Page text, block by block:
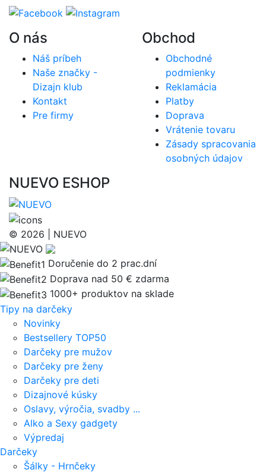
O nás
Náš príbeh
Naše značky -
Dizajn klub
Kontakt
Pre firmy
Obchod
Obchodné
podmienky
Reklamácia
Platby
Doprava
Vrátenie tovaru
Zásady spracovania
osobných údajov
NUEVO ESHOP
© 2026 | NUEVO
Doručenie do 2 prac.dní
Doprava nad 50 € zdarma
1000+ produktov na sklade
Tipy na darčeky
Novinky
Bestsellery TOP50
Darčeky pre mužov
Darčeky pre ženy
Darčeky pre deti
Dizajnové kúsky
Oslavy, výročia, svadby ...
Alko a Sexy gadgety
Výpredaj
Darčeky
Šálky - Hrnčeky